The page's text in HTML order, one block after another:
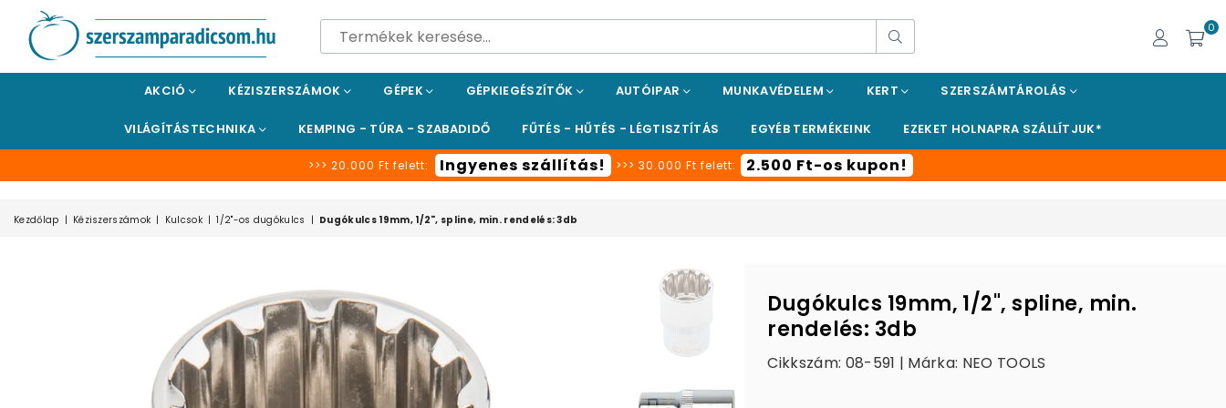
SZERSZÁMPARADICSOM
0
AKCIÓ KÉZISZERSZÁMOK GÉPEK GÉPKIEGÉSZÍTŐK AUTÓIPAR MUNKAVÉDELEM KERT SZERSZÁMTÁROLÁS
VILÁGÍTÁSTECHNIKA KEMPING - TÚRA - SZABADIDŐ FŰTÉS - HŰTÉS - LÉGTISZTÍTÁS EGYÉB TERMÉKEINK EZEKET HOLNAPRA SZÁLLÍTJUK*
>>> 20.000 Ft felett: Ingyenes szállítás! >>> 30.000 Ft felett: 2.500 Ft-os kupon!
Kezdőlap | Kéziszerszámok | Kulcsok | 1/2"-os dugókulcs | Dugókulcs 19mm, 1/2", spline, min. rendelés: 3db
Dugókulcs 19mm, 1/2", spline, min.
rendelés: 3db
Cikkszám: 08-591 | Márka: NEO TOOLS